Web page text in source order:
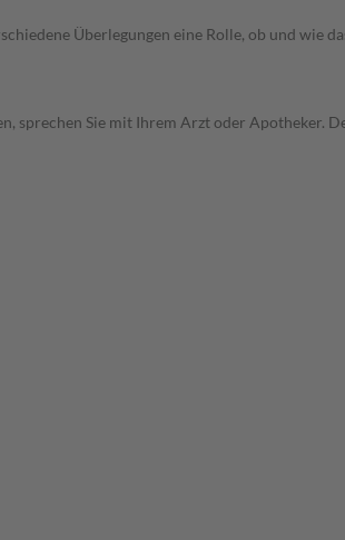
Überlegungen eine Rolle, ob und wie
sprechen Sie mit Ihrem Arzt oder Apotheker.